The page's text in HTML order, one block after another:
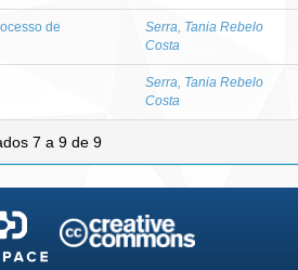
de
Serra, Tania Rebelo
Costa
Serra, Tania Rebelo
Costa
7 a 9 de 9